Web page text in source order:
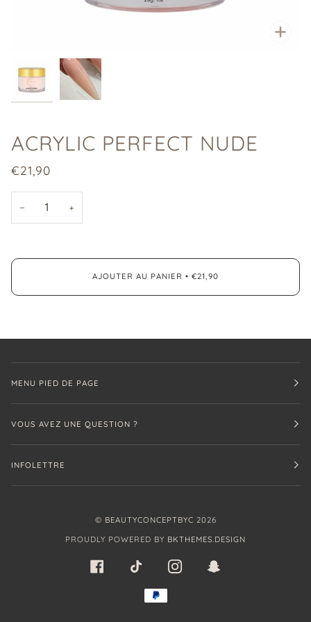
ACRYLIC PERFECT NUDE
€21,90
− +
AJOUTER AU PANIER • €21,90
MENU PIED DE PAGE
VOUS AVEZ UNE QUESTION ?
INFOLETTRE
© BEAUTYCONCEPTBYC 2026
PROUDLY POWERED BY BKTHEMES.DESIGN
FACEBOOKTIKTOK INSTAGRAMSNAPCHAT